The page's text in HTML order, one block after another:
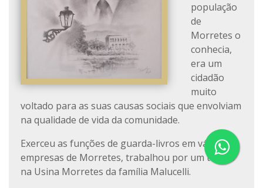
população
de
Morretes o
conhecia,
era um
cidadão
muito
voltado para as suas causas sociais que envolviam
na qualidade de vida da comunidade.
Exerceu as funções de guarda-livros em várias
empresas de Morretes, trabalhou por um tempo
na Usina Morretes da família Malucelli.